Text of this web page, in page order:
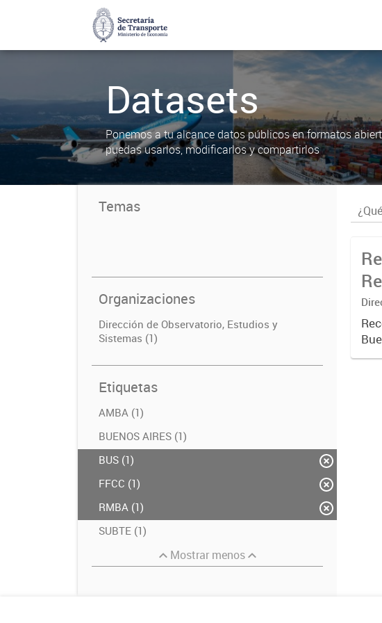
Datasets
Ponemos a tu alcance datos públicos en formatos
puedas usarlos, modificarlos y compartirlos
Temas
Organizaciones
Dirección de Observatorio, Estudios y
Sistemas (1)
Etiquetas
AMBA (1)
BUENOS AIRES (1)
BUS (1)
FFCC (1)
RMBA (1)
SUBTE (1)
Mostrar menos